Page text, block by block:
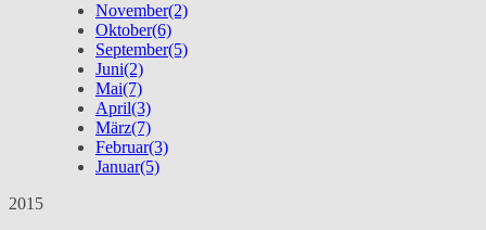
November(2)
Oktober(6)
September(5)
Juni(2)
Mai(7)
April(3)
März(7)
Februar(3)
Januar(5)
2015